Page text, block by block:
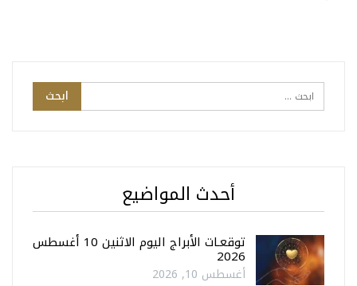
أحدث المواضيع
توقعـات الأبراج اليوم الاثنين 10 أغسطس
2026
أغسطس 10, 2026